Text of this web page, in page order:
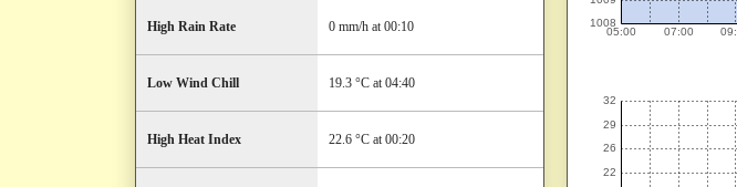
High Rain Rate 0 mm/h at 00:10
Low Wind Chill 19.3 °C at 04:40
High Heat Index 22.6 °C at 00:20